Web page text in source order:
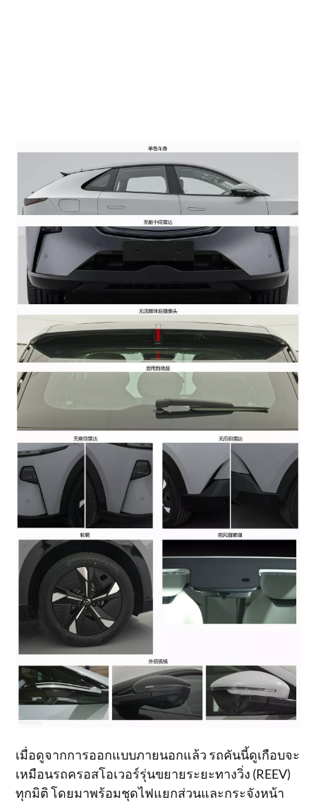
เมื่อดูจากการออกแบบภายนอกแล้ว รถคันนี้ดูเกือบจะ
เหมือนรถครอสโอเวอร์รุ่นขยายระยะทางวิ่ง (REEV)
ทุกมิติ โดยมาพร้อมชุดไฟแยกส่วนและกระจังหน้า